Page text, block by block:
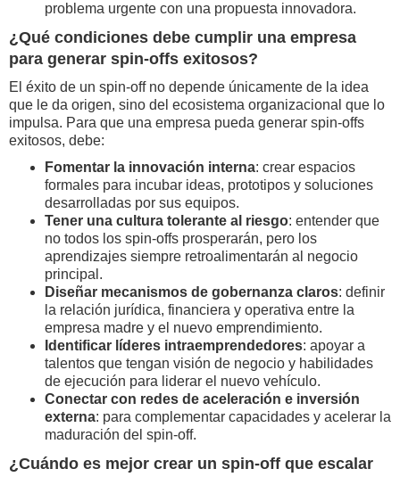
problema urgente con una propuesta innovadora.
¿Qué condiciones debe cumplir una empresa
para generar spin-offs exitosos?
El éxito de un spin-off no depende únicamente de la idea
que le da origen, sino del ecosistema organizacional que lo
impulsa. Para que una empresa pueda generar spin-offs
exitosos, debe:
Fomentar la innovación interna: crear espacios
formales para incubar ideas, prototipos y soluciones
desarrolladas por sus equipos.
Tener una cultura tolerante al riesgo: entender que
no todos los spin-offs prosperarán, pero los
aprendizajes siempre retroalimentarán al negocio
principal.
Diseñar mecanismos de gobernanza claros: definir
la relación jurídica, financiera y operativa entre la
empresa madre y el nuevo emprendimiento.
Identificar líderes intraemprendedores: apoyar a
talentos que tengan visión de negocio y habilidades
de ejecución para liderar el nuevo vehículo.
Conectar con redes de aceleración e inversión
externa: para complementar capacidades y acelerar la
maduración del spin-off.
¿Cuándo es mejor crear un spin-off que escalar